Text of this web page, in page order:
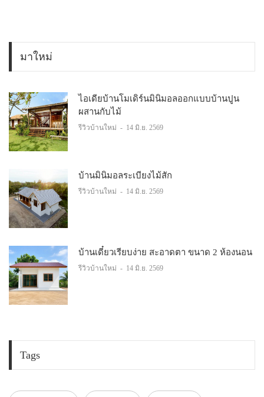
มาใหม่
ไอเดียบ้านโมเดิร์นมินิมอลออกแบบบ้านปูน
ผสานกับไม้
รีวิวบ้านใหม่ - 14 มิ.ย. 2569
บ้านมินิมอลระเบียงไม้สัก
รีวิวบ้านใหม่ - 14 มิ.ย. 2569
บ้านเดี๋ยวเรียบง่าย สะอาดตา ขนาด 2 ห้องนอน
รีวิวบ้านใหม่ - 14 มิ.ย. 2569
Tags